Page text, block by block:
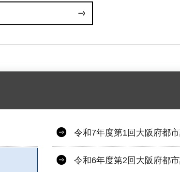
令和7年度第1回大阪府都
令和6年度第2回大阪府都